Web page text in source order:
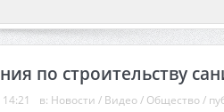
по строительству
в: Новости / Видео/ Общество/